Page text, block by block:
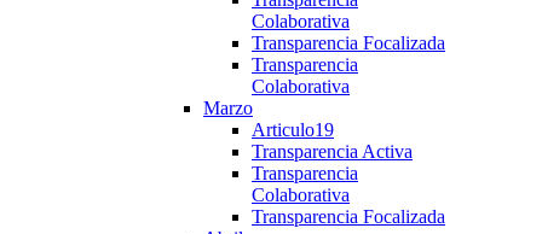
Colaborativa
Transparencia Focalizada
Transparencia
Colaborativa
Marzo
Articulo19
Transparencia Activa
Transparencia
Colaborativa
Transparencia Focalizada